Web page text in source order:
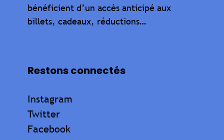
bénéficient d’un accès anticipé aux
billets, cadeaux, réductions…
Restons connectés
Instagram
Twitter
Facebook